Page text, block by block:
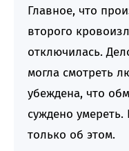
Главное, что
второго
отключилась.
могла смотреть
убеждена, что
суждено
только об этом.